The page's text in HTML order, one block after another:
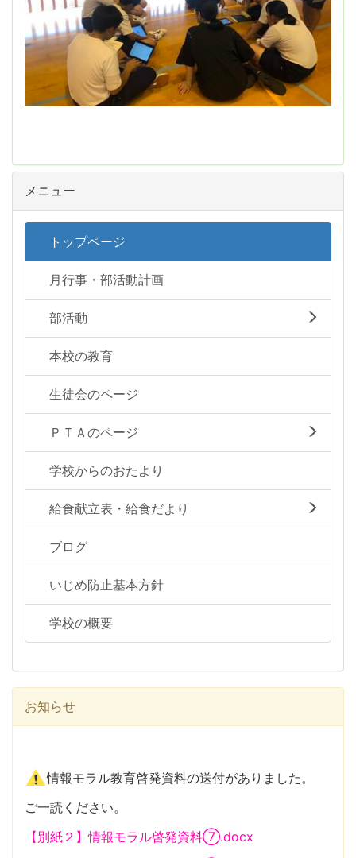
メニュー
トップページ
月行事・部活動計画
部活動
本校の教育
生徒会のページ
ＰＴＡのページ
学校からのおたより
給食献立表・給食だより
ブログ
いじめ防止基本方針
学校の概要
お知らせ
情報モラル教育啓発資料の送付がありました。
ご一読ください。
【別紙２】情報モラル啓発資料⑦.docx